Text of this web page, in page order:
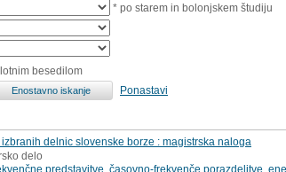
* po starem in bolonjskem študiju
besedilom
Ponastavi
delnic slovenske borze : magistrska naloga
delo
predstavitve časovno-frekvenče porazdelitve